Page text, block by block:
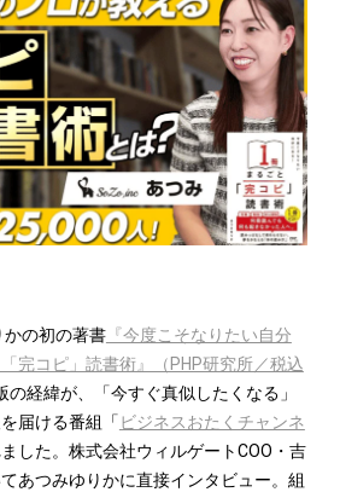
の初の著書『今度こそなりたい自分
完コピ」読書術』（PHP研究所／税込
の経緯が、「今すぐ真似したくなる」
届ける番組「 ビジネスおたくチャンネ
した。株式会社ウィルゲートCOO・吉
あつみゆりかに直接インタビュー。組